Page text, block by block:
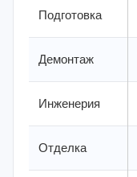
Подготовка
Демонтаж
Инженерия
Отделка